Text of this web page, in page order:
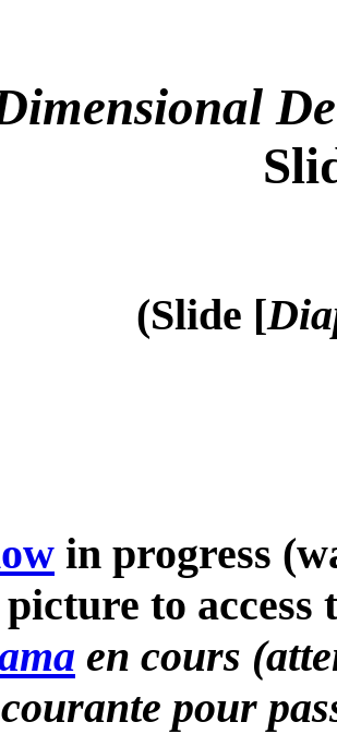
(Slide [
in progress
to access
en cours
pour